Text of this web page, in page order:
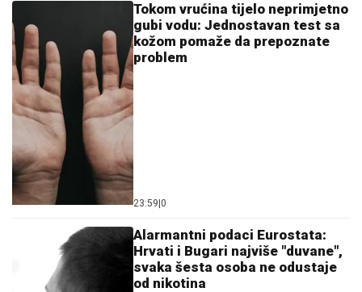
Tokom vrućina tijelo neprimjetno
gubi vodu: Jednostavan test sa
kožom pomaže da prepoznate
problem
23:59 0
Alarmantni podaci Eurostata:
Hrvati i Bugari najviše "duvane",
svaka šesta osoba ne odustaje
od nikotina